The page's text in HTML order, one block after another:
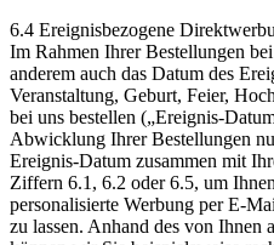
6.4 Ereignisbezogene
Im Rahmen Ihrer Bestellungen
anderem auch das Datum des
Veranstaltung, Geburt, Feier,
bei uns bestellen („Ereignis-
Abwicklung Ihrer Bestellungen
Ereignis-Datum zusammen mit
Ziffern 6.1, 6.2 oder 6.5, um
personalisierte Werbung per E-
zu lassen. Anhand des von Ihnen